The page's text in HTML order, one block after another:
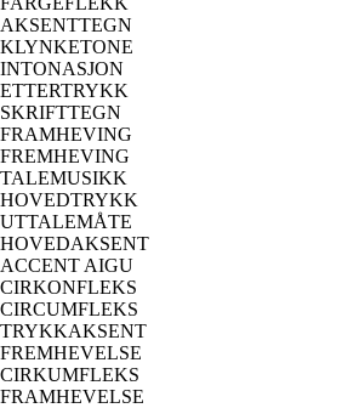
AKSENTTEGN
KLYNKETONE
INTONASJON
ETTERTRYKK
SKRIFTTEGN
FRAMHEVING
FREMHEVING
TALEMUSIKK
HOVEDTRYKK
UTTALEMÅTE
HOVEDAKSENT
ACCENT AIGU
CIRKONFLEKS
CIRCUMFLEKS
TRYKKAKSENT
FREMHEVELSE
CIRKUMFLEKS
FRAMHEVELSE